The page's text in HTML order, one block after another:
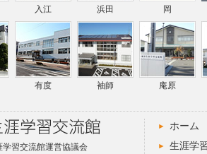
入江 浜田 岡
有度 袖師 庵原
習交流館運営協議会
ホーム
生涯学